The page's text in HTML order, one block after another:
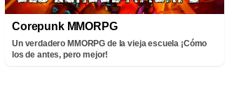
Corepunk MMORPG
Un verdadero MMORPG de la vieja escuela ¡Cómo
los de antes, pero mejor!